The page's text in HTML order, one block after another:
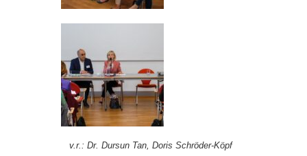
v.r.: Dr. Dursun Tan, Doris Schröder-Köpf